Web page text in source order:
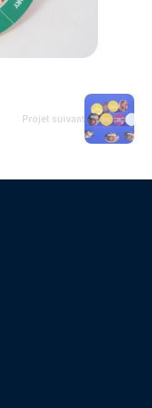
Projet suivant